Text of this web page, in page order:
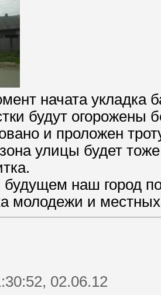
начата укладка
будут
и проложен
улицы будет
наш город
молодежи и
02.06.12